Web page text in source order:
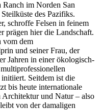
Ranch im Norden San
des Pazifiks.
schroffe Felsen in feinem
prägen hier die Landschaft.
vom dem
und seiner Frau, der
Jahren in einer ökologisch-
Seitdem ist die
bis heute internationale
Architektur und Natur – also
von der damaligen